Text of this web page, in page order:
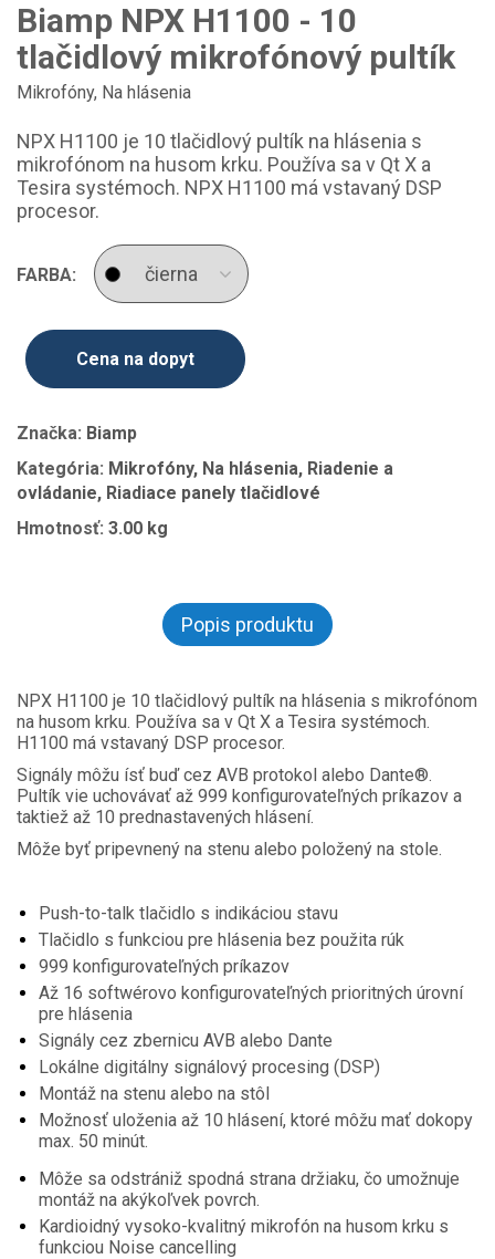
Biamp NPX H1100 - 10
tlačidlový mikrofónový pultík
Mikrofóny, Na hlásenia
NPX H1100 je 10 tlačidlový pultík na hlásenia s
mikrofónom na husom krku. Používa sa v Qt X a
Tesira systémoch. NPX H1100 má vstavaný DSP
procesor.
FARBA:
Cena na dopyt
Značka: Biamp
Kategória: Mikrofóny, Na hlásenia, Riadenie a
ovládanie, Riadiace panely tlačidlové
Hmotnosť: 3.00 kg
Popis produktu
NPX H1100 je 10 tlačidlový pultík na hlásenia s mikrofónom
na husom krku. Používa sa v Qt X a Tesira systémoch.
H1100 má vstavaný DSP procesor.
Signály môžu ísť buď cez AVB protokol alebo Dante®.
Pultík vie uchovávať až 999 konfigurovateľných príkazov a
taktiež až 10 prednastavených hlásení.
Môže byť pripevnený na stenu alebo položený na stole.
Push-to-talk tlačidlo s indikáciou stavu
Tlačidlo s funkciou pre hlásenia bez použita rúk
999 konfigurovateľných príkazov
Až 16 softwérovo konfigurovateľných prioritných úrovní
pre hlásenia
Signály cez zbernicu AVB alebo Dante
Lokálne digitálny signálový procesing (DSP)
Montáž na stenu alebo na stôl
Možnosť uloženia až 10 hlásení, ktoré môžu mať dokopy
max. 50 minút.
Môže sa odstrániž spodná strana držiaku, čo umožnuje
montáž na akýkoľvek povrch.
Kardioidný vysoko-kvalitný mikrofón na husom krku s
funkciou Noise cancelling